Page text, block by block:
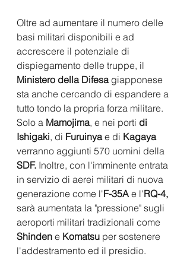
Oltre ad aumentare il numero delle
basi militari disponibili e ad
accrescere il potenziale di
dispiegamento delle truppe, il
Ministero della Difesa giapponese
sta anche cercando di espandere a
tutto tondo la propria forza militare.
Solo a Mamojima, e nei porti di
Ishigaki, di Furuinya e di Kagaya
verranno aggiunti 570 uomini della
SDF. Inoltre, con l'imminente entrata
in servizio di aerei militari di nuova
generazione come l'F-35A e l'RQ-4,
sarà aumentata la "pressione" sugli
aeroporti militari tradizionali come
Shinden e Komatsu per sostenere
l'addestramento ed il presidio.